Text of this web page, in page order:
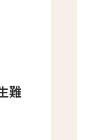
難